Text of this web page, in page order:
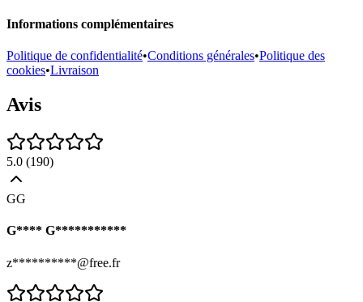
Informations complémentaires
Politique de confidentialité•Conditions générales•Politique des
cookies•Livraison
Avis
5.0 (190)
GG
G**** G***********
z**********@free.fr